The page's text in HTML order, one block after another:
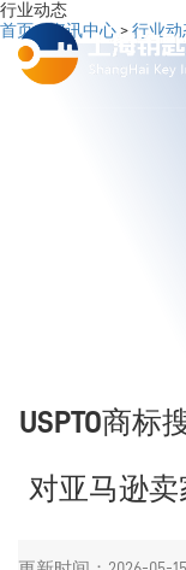
行业动态
首页> 资讯中心 > 行业动
USPTO商标
对亚马逊